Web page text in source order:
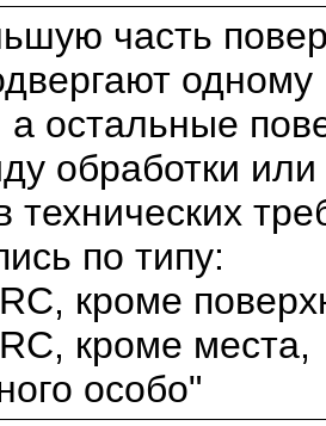
часть
одному
а остальные
обработки
технических
по типу:
кроме
кроме места,
особо"